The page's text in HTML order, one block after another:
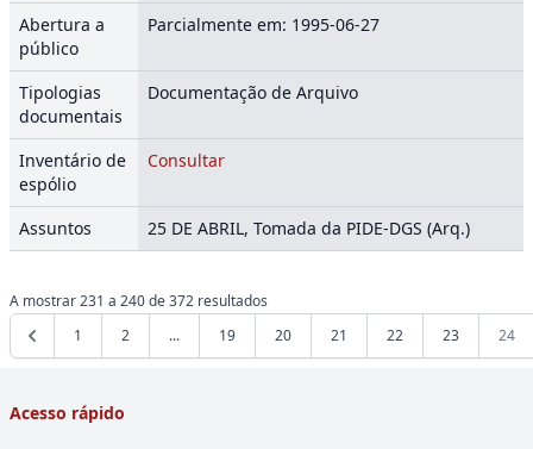
Abertura a
público
Parcialmente em: 1995-06-27
Tipologias
documentais
Documentação de Arquivo
Inventário de
espólio
Consultar
Assuntos 25 DE ABRIL, Tomada da PIDE-DGS (Arq.)
A mostrar231 a 240de372 resultados
1
2 ... 19 20 21 22 23 24
Acesso rápido